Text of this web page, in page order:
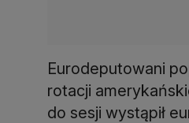
Eurodeputowani
rotacji
do sesji wystąpił